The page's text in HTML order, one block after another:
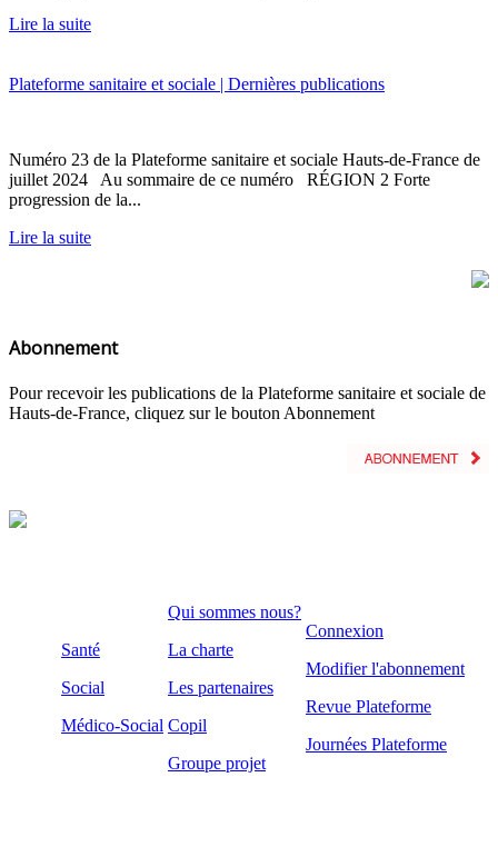
Lire la suite
Plateforme sanitaire et sociale | Dernières publications
Numéro 23 de la Plateforme sanitaire et sociale Hauts-de-France de
juillet 2024 Au sommaire de ce numéro RÉGION 2 Forte
progression de la...
Lire la suite
Abonnement
Pour recevoir les publications de la Plateforme sanitaire et sociale de
Hauts-de-France, cliquez sur le bouton Abonnement
Santé
Social
Médico-Social
Qui sommes nous?
La charte
Les partenaires
Copil
Groupe projet
Connexion
Modifier l'abonnement
Revue Plateforme
Journées Plateforme